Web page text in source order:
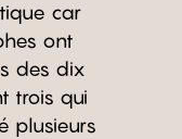
car
ont
des dix
trois qui
plusieurs